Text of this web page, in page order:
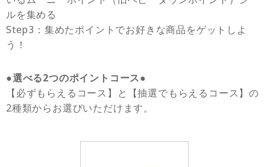
ルを集める
Step3：集めたポイントでお好きな商品をゲットしよ
う！
●選べる2つのポイントコース●
【必ずもらえるコース】と【抽選でもらえるコース】の
2種類からお選びいただけます。